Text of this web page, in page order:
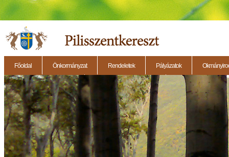
Főoldal Önkormányzat Rendeletek Pályázatok
2014.11.27. - Testületi ülés 2014.12.28. - Testületi ülés 2014.11.13. - Testületi